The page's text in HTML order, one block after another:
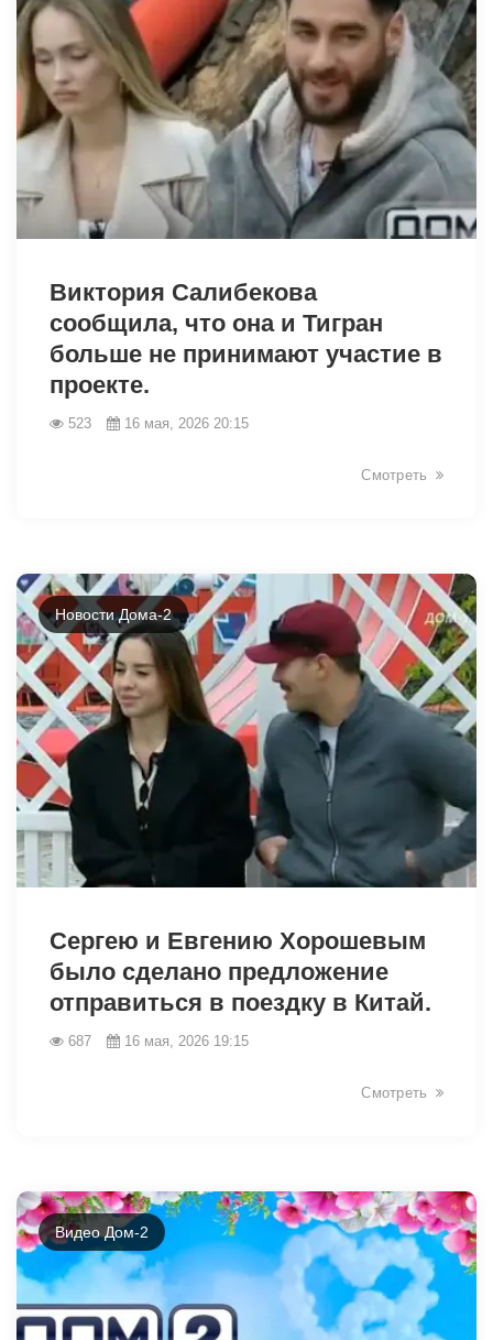
Виктория Салибекова
сообщила, что она и Тигран
больше не принимают участие в
проекте.
523 16 мая, 2026 20:15
Смотреть
Новости Дома-2
Сергею и Евгению Хорошевым
было сделано предложение
отправиться в поездку в Китай.
687 16 мая, 2026 19:15
Смотреть
Видео Дом-2